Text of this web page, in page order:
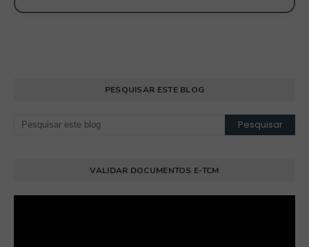
PESQUISAR ESTE BLOG
VALIDAR DOCUMENTOS E-TCM